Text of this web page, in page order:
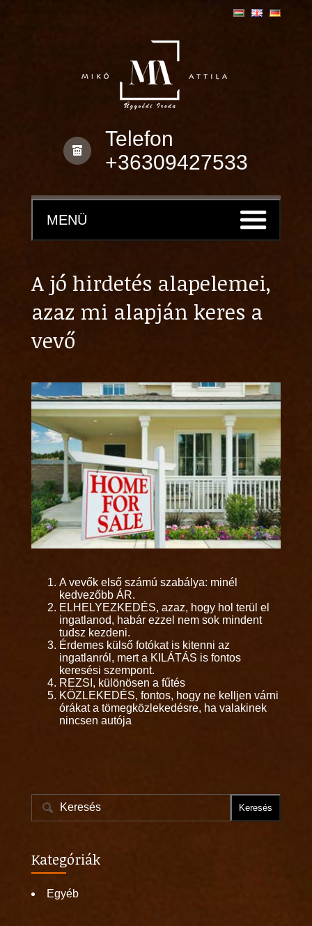
Telefon
+36309427533
MENÜ
A jó hirdetés alapelemei,
azaz mi alapján keres a
vevő
A vevők első számú szabálya: minél
kedvezőbb ÁR.
ELHELYEZKEDÉS, azaz, hogy hol terül el
ingatlanod, habár ezzel nem sok mindent
tudsz kezdeni.
Érdemes külső fotókat is kitenni az
ingatlanról, mert a KILÁTÁS is fontos
keresési szempont.
REZSI, különösen a fűtés
KÖZLEKEDÉS, fontos, hogy ne kelljen várni
órákat a tömegközlekedésre, ha valakinek
nincsen autója
Kategóriák
Egyéb